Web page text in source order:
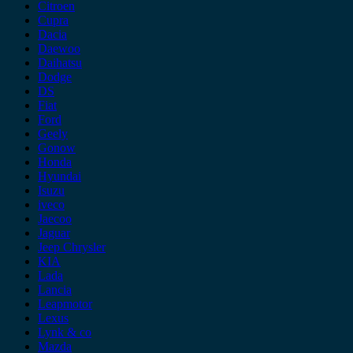
Citroen
Cupra
Dacia
Daewoo
Daihatsu
Dodge
DS
Fiat
Ford
Geely
Gonow
Honda
Hyundai
Isuzu
iveco
Jaecoo
Jaguar
Jeep Chrysler
KIA
Lada
Lancia
Leapmotor
Lexus
Lynk & co
Mazda